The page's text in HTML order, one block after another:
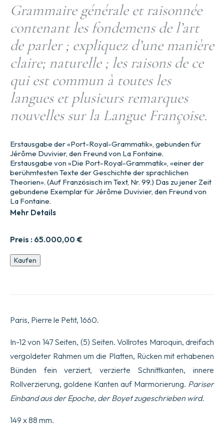
Grammaire générale et raisonnée
contenant les fondemens de l’art
de parler ; expliquez d’une manière
claire; naturelle ; les raisons de ce
qui est commun à toutes les
langues et plusieurs remarques
nouvelles sur la Langue Françoise.
Preis : 65.000,00 €
Erstausgabe der «Port-Royal-Grammatik», gebunden für
Jérôme Duvivier, den Freund von La Fontaine.
Erstausgabe von «Die Port-Royal-Grammatik», «einer der
berühmtesten Texte der Geschichte der sprachlichen
Theorien». (Auf Französisch im Text, Nr. 99.) Das zu jener Zeit
gebundene Exemplar für Jérôme Duvivier, den Freund von
La Fontaine.
Mehr Details
Allgemeine
und
der
des
enthält;
klar
und
natürlich
erklärt;
die
für
Kaufen
Paris, Pierre le Petit, 1660.
In-12 von 147 Seiten, (5) Seiten. Vollrotes Maroquin, dreifach
vergoldeter Rahmen um die Platten, Rücken mit erhabenen
Bünden fein verziert, verzierte Schnittkanten, innere
Rollverzierung, goldene Kanten auf Marmorierung. Pariser
Einband aus der Epoche, der Boyet zugeschrieben wird.
149 x 88 mm.